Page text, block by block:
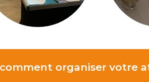
organiser votre